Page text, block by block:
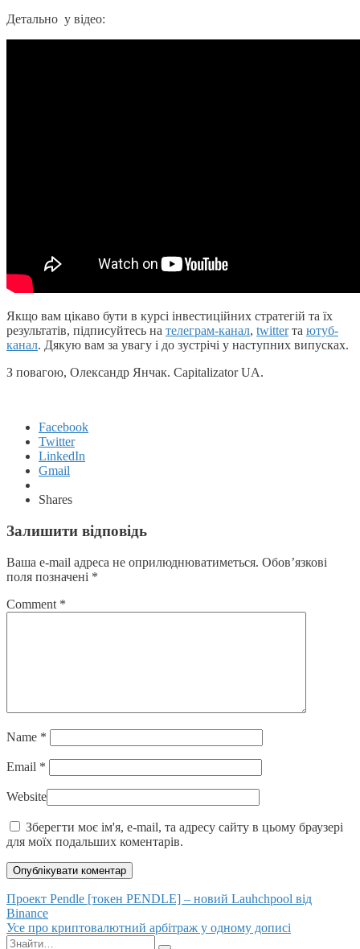
Детально у відео:
Якщо вам цікаво бути в курсі інвестиційних стратегій та їх
результатів, підписуйтесь на телеграм-канал, twitterта ютуб-
канал. Дякую вам за увагу і до зустрічі у наступних випусках.
З повагою, Олександр Янчак. Capitalizator UA.
Facebook
Twitter
LinkedIn
Gmail
Shares
Залишити відповідь
Ваша e-mail адреса не оприлюднюватиметься. Обов’язкові
поля позначені *
Comment *
Name *
Email *
Website
Зберегти моє ім'я, e-mail, та адресу сайту в цьому браузері
для моїх подальших коментарів.
Posts
navigation
Проект Pendle [токен PENDLE] – новий Lauhchpool від
Binance
Усе про криптовалютний арбітраж у одному дописі
Пошук: